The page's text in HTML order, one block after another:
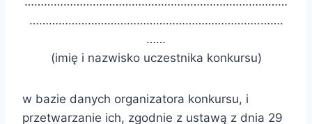
……………………………………………………………..…….
……
(imię i nazwisko uczestnika konkursu)
w bazie danych organizatora konkursu, i
przetwarzanie ich, zgodnie z ustawą z dnia 29